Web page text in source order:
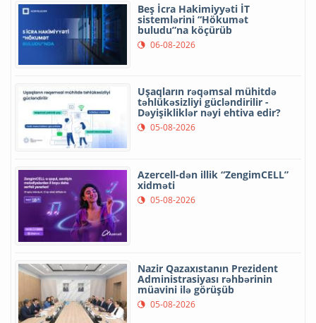
Beş İcra Hakimiyyəti İT
sistemlərini “Hökumət
buludu”na köçürüb
06-08-2026
Uşaqların rəqəmsal mühitdə
təhlükəsizliyi gücləndirilir -
Dəyişikliklər nəyi ehtiva edir?
05-08-2026
Azercell-dən illik “ZengimCELL”
xidməti
05-08-2026
Nazir Qazaxıstanın Prezident
Administrasiyası rəhbərinin
müavini ilə görüşüb
05-08-2026